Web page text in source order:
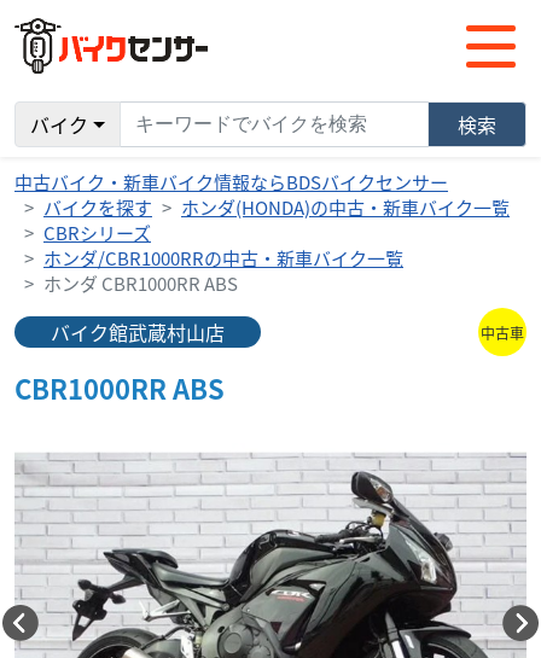
バイク 検索
中古バイク・新車バイク情報ならBDSバイクセンサー
バイクを探す
ホンダ(HONDA)の中古・新車バイク一覧
CBRシリーズ
ホンダ/CBR1000RRの中古・新車バイク一覧
ホンダ CBR1000RR ABS
バイク館武蔵村山店 中古車
CBR1000RR ABS